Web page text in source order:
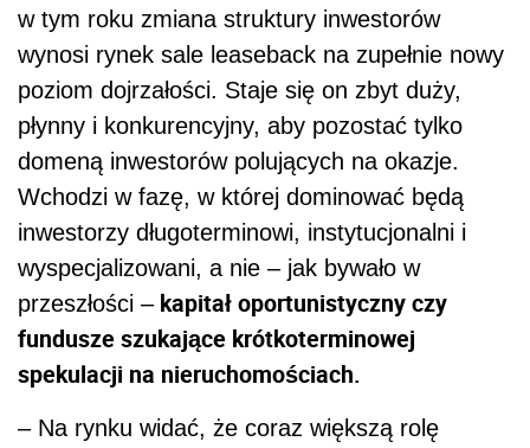
w tym roku zmiana struktury inwestorów
wynosi rynek sale leaseback na zupełnie nowy
poziom dojrzałości. Staje się on zbyt duży,
płynny i konkurencyjny, aby pozostać tylko
domeną inwestorów polujących na okazje.
Wchodzi w fazę, w której dominować będą
inwestorzy długoterminowi, instytucjonalni i
wyspecjalizowani, a nie – jak bywało w
przeszłości –kapitał oportunistyczny czy
fundusze szukające krótkoterminowej
spekulacji na nieruchomościach.
– Na rynku widać, że coraz większą rolę